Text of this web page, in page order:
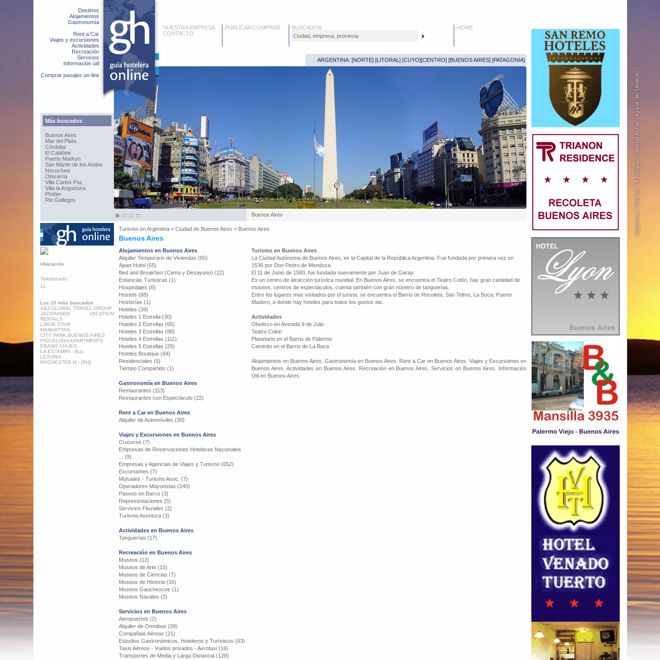
Destinos
Alojamientos
Gastronomía
Rent a Car
Viajes y excursiones
Actividades
Recreación
Servicios
Información útil
Comprar pasajes on-line
Más buscados
Buenos Aires
Mar del Plata
Córdoba
El Calafate
Puerto Madryn
San Martin de los Andes
Necochea
Olavarria
Villa Carlos Paz
Villa la Angostura
Plottier
Rio Gallegos
NUESTRA EMPRESA
CONTACTO
PUBLICAR/COMPRAR BUSCADOR HOME
ARGENTINA: [NORTE] [LITORAL ] [CUYO][CENTRO] [BUENOS AIRES] [PATAGONIA]
Buenos Aires
Turismo enArgentina > Ciudad de Buenos Aires > Buenos Aires
Buenos Aires
Ubicación
Telediscado:
11
Los 10 más buscados
A&J GLOBAL TRAVEL GROUP
JACARANDA VACATION
RENTALS
LIBOR TOUR
MANHATTAN
CITY PARK BUENOS AIRES
PICCALUGA APARTMENTS
EBANO VIAJES
LA ESTAMPA - Bus
LETONIA
ROCHESTER M - [RH]
Alojamientos en Buenos Aires
Alquiler Temporario de Viviendas (65)
Apart Hotel (55)
Bed and Breakfast (Cama y Desayuno) (22)
Estancias Turisticas (1)
Hospedajes (6)
Hostels (88)
Hosterías (1)
Hoteles (39)
Hoteles 1 Estrella (30)
Hoteles 2 Estrellas (65)
Hoteles 3 Estrellas (88)
Hoteles 4 Estrellas (111)
Hoteles 5 Estrellas (25)
Hoteles Boutique (84)
Residenciales (5)
Tiempo Compartido (1)
Gastronomía en Buenos Aires
Restaurantes (113)
Restaurantes con Espectáculo (22)
Rent a Car en Buenos Aires
Alquiler de Automóviles (30)
Viajes y Excursiones en Buenos Aires
Cruceros (7)
Empresas de Reservaciones Hoteleras Nacionales
... (9)
Empresas y Agencias de Viajes y Turismo (652)
Excursiones (7)
Mutuales - Turismo Asoc. (7)
Operadores Mayoristas (140)
Paseos en Barco (3)
Representaciones (5)
Servicios Fluviales (2)
Turismo Aventura (3)
Actividades en Buenos Aires
Tanguerías (17)
Recreación en Buenos Aires
Museos (12)
Museos de Arte (15)
Museos de Ciencias (7)
Museos de Historia (16)
Museos Gauchescos (1)
Museos Navales (2)
Servicios en Buenos Aires
Aeropuertos (2)
Alquiler de Omnibus (28)
Compañias Aéreas (21)
Estudios Gastronómicos, Hoteleros y Turísticos (63)
Taxis Aéreos - Vuelos privados - Aerotaxi (16)
Transportes de Media y Larga Distancia (128)
Turismo en Buenos Aires
La Ciudad Autónoma de Buenos Aires, es la Capital de la República Argentina. Fue fundada por primera vez en
1536 por Don Pedro de Mendoza.
El 11 de Junio de 1580, fue fundada nuevamente por Juan de Garay.
Es un centro de atracción turística mundial. En Buenos Aires, se encuentra el Teatro Colón, hay gran cantidad de
museos, centros de espectáculos, cuenta también con gran número de tanguerías.
Entre los lugares mas visitados por el turista: se encuentra el Barrio de Recoleta, San Telmo, La Boca; Puerto
Madero, a donde hay hoteles para todos los gustos etc.
Actividades
Obelisco en Avenida 9 de Julio
Teatro Colon
Planetario en el Barrio de Palermo
Caminito en el Barrio de La Boca
Alojamientos en Buenos Aires. Gastronomía en Buenos Aires. Rent a Car en Buenos Aires. Viajes y Excursiones en
Buenos Aires. Actividades en Buenos Aires. Recreación en Buenos Aires. Servicios en Buenos Aires. Información
Útil en Buenos Aires.